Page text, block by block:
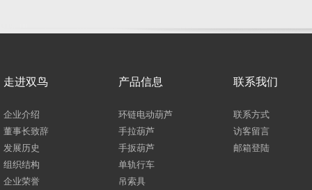
走进双鸟
企业介绍
董事长致辞
发展历史
组织结构
企业荣誉
产品信息
环链电动葫芦
手拉葫芦
手扳葫芦
单轨行车
吊索具
联系我们
联系方式
访客留言
邮箱登陆